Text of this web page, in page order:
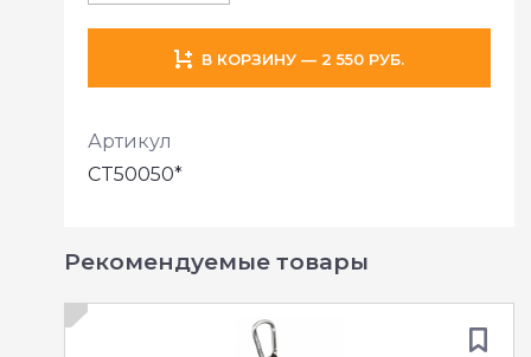
В КОРЗИНУ — 2 550 РУБ.
Артикул
CT50050*
Рекомендуемые товары